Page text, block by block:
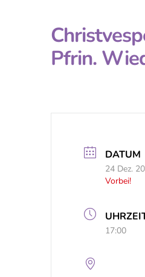
Pfrin.
DATUM
24 Dez.
Vorbei!
17:00